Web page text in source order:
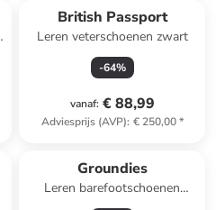
British Passport
Leren veterschoenen zwart
-64%
vanaf: € 88,99
Adviesprijs (AVP): € 250,00*
Groundies
Leren barefootschoenen
"Cricket Plus+" beige